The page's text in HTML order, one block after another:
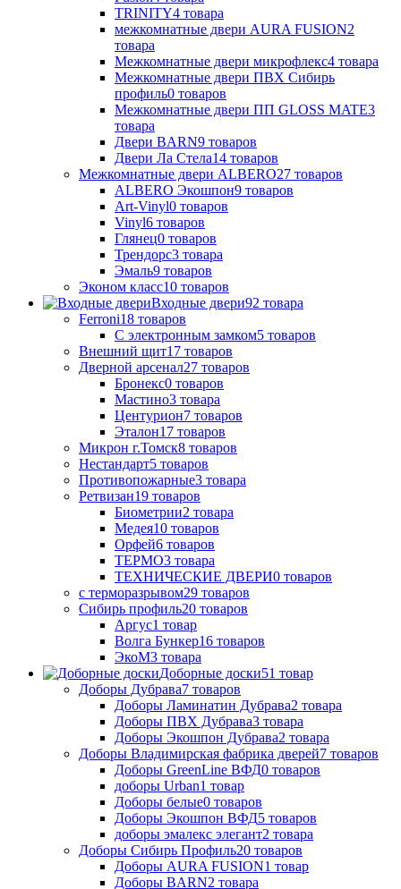
TRINITY4 товара
межкомнатные двери AURA FUSION2
товара
Межкомнатные двери микрофлекс4 товара
Межкомнатные двери ПВХ Сибирь
профиль0 товаров
Межкомнатные двери ПП GLOSS MATE3
товара
Двери BARN9 товаров
Двери Ла Стела14 товаров
Межкомнатные двери ALBERO27 товаров
ALBERO Экошпон9 товаров
Art-Vinyl0 товаров
Vinyl6 товаров
Глянец0 товаров
Трендорс3 товара
Эмаль9 товаров
Эконом класс10 товаров
Входные двери92 товара
Ferroni18 товаров
С электронным замком5 товаров
Внешний щит17 товаров
Дверной арсенал27 товаров
Бронекс0 товаров
Мастино3 товара
Центурион7 товаров
Эталон17 товаров
Микрон г.Томск8 товаров
Нестандарт5 товаров
Противопожарные3 товара
Ретвизан19 товаров
Биометрии2 товара
Медея10 товаров
Орфей6 товаров
ТЕРМО3 товара
ТЕХНИЧЕСКИЕ ДВЕРИ0 товаров
с терморазрывом29 товаров
Сибирь профиль20 товаров
Аргус1 товар
Волга Бункер16 товаров
ЭкоМ3 товара
Доборные доски51 товар
Доборы Дубрава7 товаров
Доборы Ламинатин Дубрава2 товара
Доборы ПВХ Дубрава3 товара
Доборы Экошпон Дубрава2 товара
Доборы Владимирская фабрика дверей7 товаров
Доборы GreenLine ВФД0 товаров
доборы Urban1 товар
Доборы белые0 товаров
Доборы Экошпон ВФД5 товаров
доборы эмалекс элегант2 товара
Доборы Сибирь Профиль20 товаров
Доборы AURA FUSION1 товар
Доборы BARN2 товара